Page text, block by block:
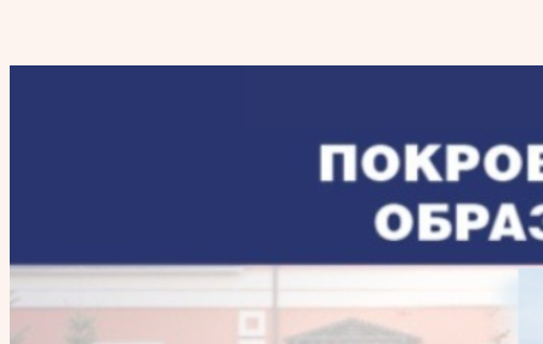
образовательный центр